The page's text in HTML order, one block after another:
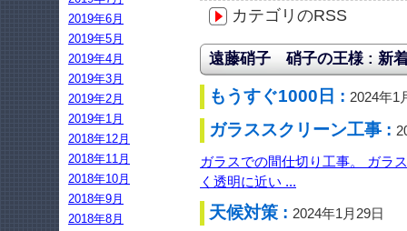
カテゴリのRSS
遠藤硝子 硝子の王様 : 新
もうすぐ1000日 : 2024年1
ガラススクリーン工事 :
ガラスでの間仕切り工事。 ガラ
く透明に近い ...
天候対策 : 2024年1月29日
2019年6月
2019年5月
2019年4月
2019年3月
2019年2月
2019年1月
2018年12月
2018年11月
2018年10月
2018年9月
2018年8月